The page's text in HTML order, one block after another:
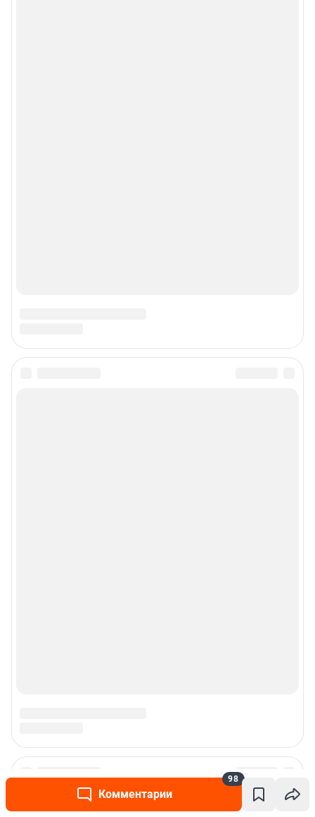
Комментарии
98
Подписаться на новости